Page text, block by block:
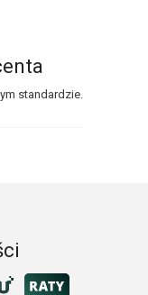
standardzie.